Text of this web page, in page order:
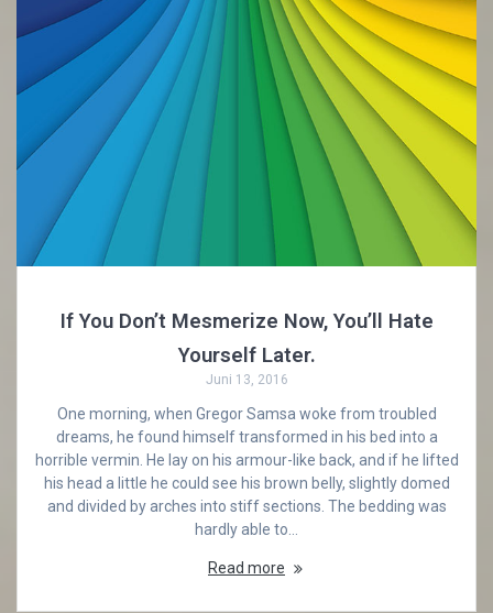
If You Don’t Mesmerize Now, You’ll Hate
Yourself Later.
Juni 13, 2016
One morning, when Gregor Samsa woke from troubled
dreams, he found himself transformed in his bed into a
horrible vermin. He lay on his armour-like back, and if he lifted
his head a little he could see his brown belly, slightly domed
and divided by arches into stiff sections. The bedding was
hardly able to…
Read more